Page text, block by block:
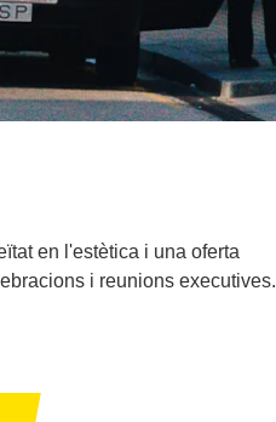
en l'estètica i una oferta
i reunions executives.